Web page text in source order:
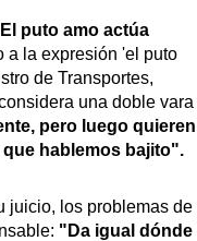
puto amo actúa
a la expresión 'el puto
de Transportes,
una doble vara
pero luego quieren
hablemos bajito".
juicio, los problemas de
"Da igual dónde